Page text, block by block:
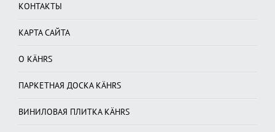
КОНТАКТЫ
КАРТА САЙТА
О KÄHRS
ПАРКЕТНАЯ ДОСКА KÄHRS
ВИНИЛОВАЯ ПЛИТКА KÄHRS